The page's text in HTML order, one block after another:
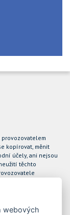
kopírovat, měnit
účely, ani nejsou
těchto
Czech, spol. s r.o.
daně online;
webových